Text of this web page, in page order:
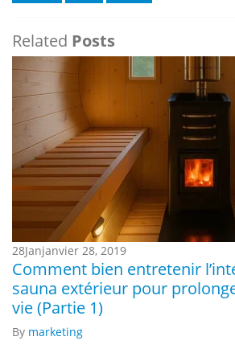
Related Posts
28Janjanvier 28, 2019
Comment bien entretenir
sauna extérieur pour
vie (Partie 1)
By marketing